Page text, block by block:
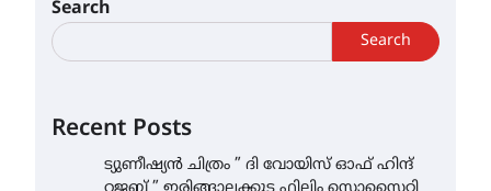
Search
Search
Recent Posts
ട്യുണീഷ്യൻ ചിത്രം ” ദി വോയിസ് ഓഫ് ഹിന്ദ്